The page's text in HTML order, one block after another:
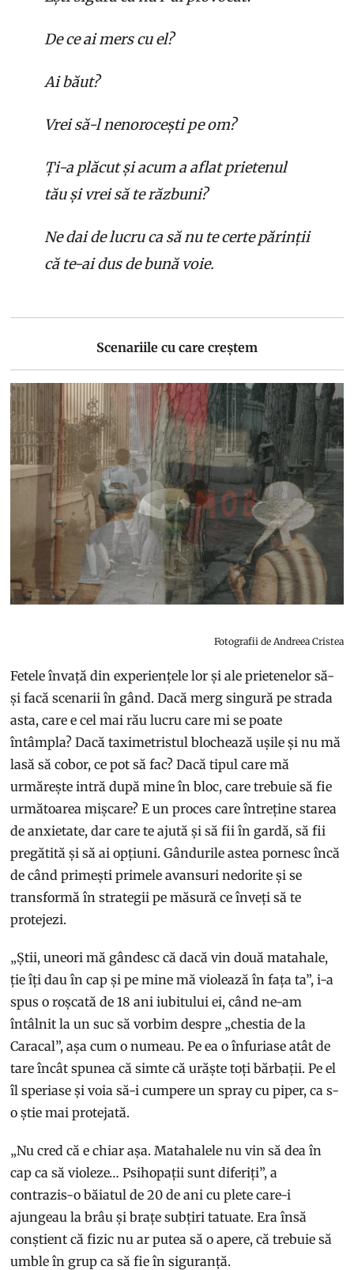
De ce ai mers cu el?
Ai băut?
Vrei să-l nenorocești pe om?
Ți-a plăcut și acum a aflat prietenul
tău și vrei să te răzbuni?
Ne dai de lucru ca să nu te certe părinții
că te-ai dus de bună voie.
Scenariile cu care creștem
Fotografii de Andreea Cristea
Fetele învață din experiențele lor și ale prietenelor să-
și facă scenarii în gând. Dacă merg singură pe strada
asta, care e cel mai rău lucru care mi se poate
întâmpla? Dacă taximetristul blochează ușile și nu mă
lasă să cobor, ce pot să fac? Dacă tipul care mă
urmărește intră după mine în bloc, care trebuie să fie
următoarea mișcare? E un proces care întreține starea
de anxietate, dar care te ajută și să fii în gardă, să fii
pregătită și să ai opțiuni. Gândurile astea pornesc încă
de când primești primele avansuri nedorite și se
transformă în strategii pe măsură ce înveți să te
protejezi.
„Știi, uneori mă gândesc că dacă vin două matahale,
ție îți dau în cap și pe mine mă violează în fața ta”, i-a
spus o roșcată de 18 ani iubitului ei, când ne-am
întâlnit la un suc să vorbim despre „chestia de la
Caracal”, așa cum o numeau. Pe ea o înfuriase atât de
tare încât spunea că simte că urăște toți bărbații. Pe el
îl speriase și voia să-i cumpere un spray cu piper, ca s-
o știe mai protejată.
„Nu cred că e chiar așa. Matahalele nu vin să dea în
cap ca să violeze… Psihopații sunt diferiți”, a
contrazis-o băiatul de 20 de ani cu plete care-i
ajungeau la brâu și brațe subțiri tatuate. Era însă
conștient că fizic nu ar putea să o apere, că trebuie să
umble în grup ca să fie în siguranță.